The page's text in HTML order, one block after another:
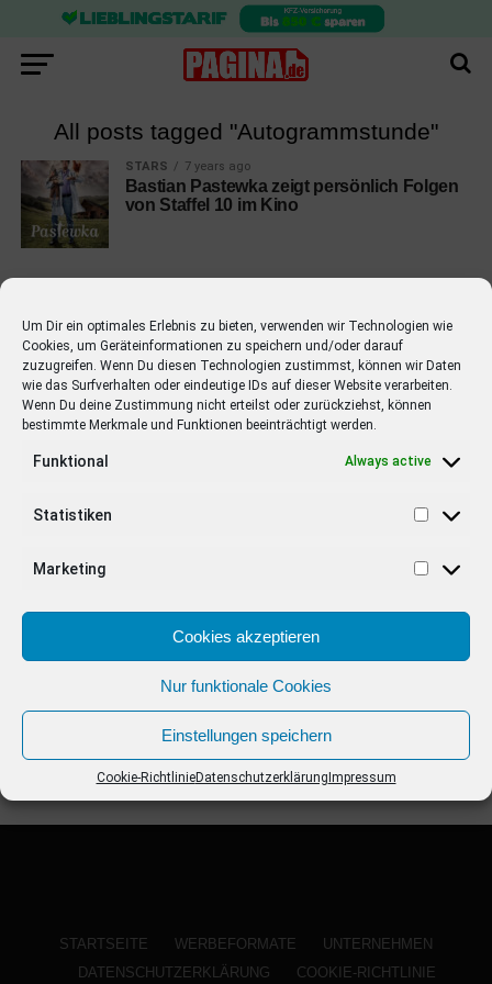
Um Dir ein optimales Erlebnis zu bieten, verwenden wir Technologien wie
Cookies, um Geräteinformationen zu speichern und/oder darauf
zuzugreifen. Wenn Du diesen Technologien zustimmst, können wir Daten
wie das Surfverhalten oder eindeutige IDs auf dieser Website verarbeiten.
Wenn Du deine Zustimmung nicht erteilst oder zurückziehst, können
bestimmte Merkmale und Funktionen beeinträchtigt werden.
Funktional Always active
Statistiken
Marketing
Cookies akzeptieren
Nur funktionale Cookies
Einstellungen speichern
Cookie-RichtlinieDatenschutzerklärung Impressum
All posts tagged "Autogrammstunde"
STARS 7 years ago
Bastian Pastewka zeigt persönlich Folgen
von Staffel 10 im Kino
EMPFOHLEN
STARS 4 years ago
Barbara Schöneberger Moderatorin
von “Verstehen Sie Spaß?”
STARTSEITE WERBEFORMATE
UNTERNEHMEN
DATENSCHUTZERKLÄRUNG
COOKIE-RICHTLINIE